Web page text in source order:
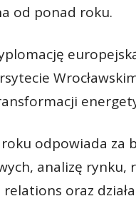
od ponad roku.
odpowiada za
analizę rynku,
oraz